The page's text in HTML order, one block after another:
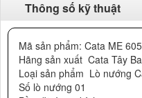
Thông số kỹ thuật
Mã sản phẩm: Cata ME 605
Hãng sản xuất Cata Tây
Loại sản phẩm Lò nướng
Số lò nướng 01